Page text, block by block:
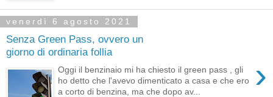
venerdì 6 agosto 2021
Senza Green Pass, ovvero un
giorno di ordinaria follia
›
Oggi il benzinaio mi ha chiesto il green pass , gli
ho detto che l'avevo dimenticato a casa e che ero
a corto di benzina, ma che dopo av...